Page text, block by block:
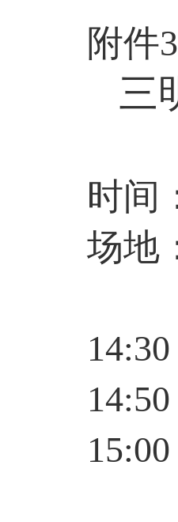
附件3
三
时间
场地
14:30
14:50
15:00